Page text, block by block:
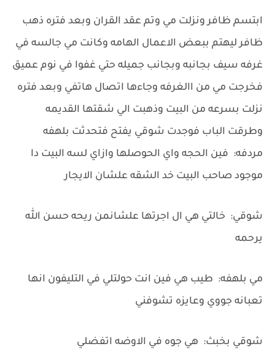
ابتسم ظافر ونزلت مي وتم عقد القران وبعد فتره ذهب
ظافر ليهتم ببعض الاعمال الهامه وكانت مي جالسه في
غرفه سيف بجانبه وبجانب جميله حتي غفوا في نوم عميق
فخرجت مي من االغرفه وجاءها اتصال هاتفي وبعد فتره
نزلت بسرعه من البيت وذهبت الي شقتها القديمه
وطرقت الباب فوجدت شوقي يفتح فتحدثت بلهفه
مردفه: فين الحجه واي الحوصلها وازاي لسه البيت دا
موجود صاحب البيت خد الشقه علشان الايجار
شوقي: خالتي هي ال اجرتها علشانمن ريحه حسن الله
يرحمه
مي بلهفه: طيب هي فين انت حولتلي في التليفون انها
تعبانه جووي وعايزه تشوفني
شوقي بخبث: هي جوه في الاوضه اتفضلي